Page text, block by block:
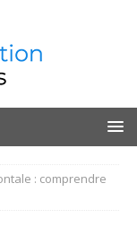
: comprendre